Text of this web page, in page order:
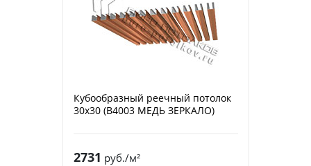
Кубообразный реечный потолок
30х30 (B4003 МЕДЬ ЗЕРКАЛО)
2731 руб./м²